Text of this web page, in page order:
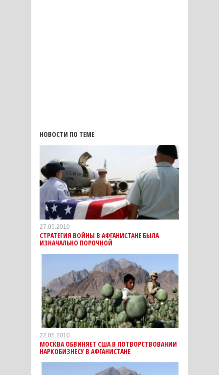
НОВОСТИ ПО ТЕМЕ
27.05.2010
СТРАТЕГИЯ ВОЙНЫ В АФГАНИСТАНЕ БЫЛА
ИЗНАЧАЛЬНО ПОРОЧНОЙ
22.05.2010
МОСКВА ОБВИНЯЕТ США В ПОТВОРСТВОВАНИИ
НАРКОБИЗНЕСУ В АФГАНИСТАНЕ